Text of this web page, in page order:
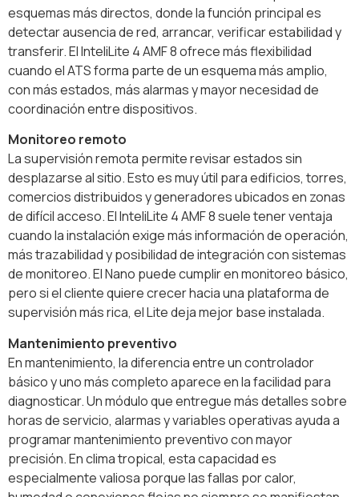
esquemas más directos, donde la función principal es
detectar ausencia de red, arrancar, verificar estabilidad y
transferir. El InteliLite 4 AMF 8 ofrece más flexibilidad
cuando el ATS forma parte de un esquema más amplio,
con más estados, más alarmas y mayor necesidad de
coordinación entre dispositivos.
Monitoreo remoto
La supervisión remota permite revisar estados sin
desplazarse al sitio. Esto es muy útil para edificios, torres,
comercios distribuidos y generadores ubicados en zonas
de difícil acceso. El InteliLite 4 AMF 8 suele tener ventaja
cuando la instalación exige más información de operación,
más trazabilidad y posibilidad de integración con sistemas
de monitoreo. El Nano puede cumplir en monitoreo básico,
pero si el cliente quiere crecer hacia una plataforma de
supervisión más rica, el Lite deja mejor base instalada.
Mantenimiento preventivo
En mantenimiento, la diferencia entre un controlador
básico y uno más completo aparece en la facilidad para
diagnosticar. Un módulo que entregue más detalles sobre
horas de servicio, alarmas y variables operativas ayuda a
programar mantenimiento preventivo con mayor
precisión. En clima tropical, esta capacidad es
especialmente valiosa porque las fallas por calor,